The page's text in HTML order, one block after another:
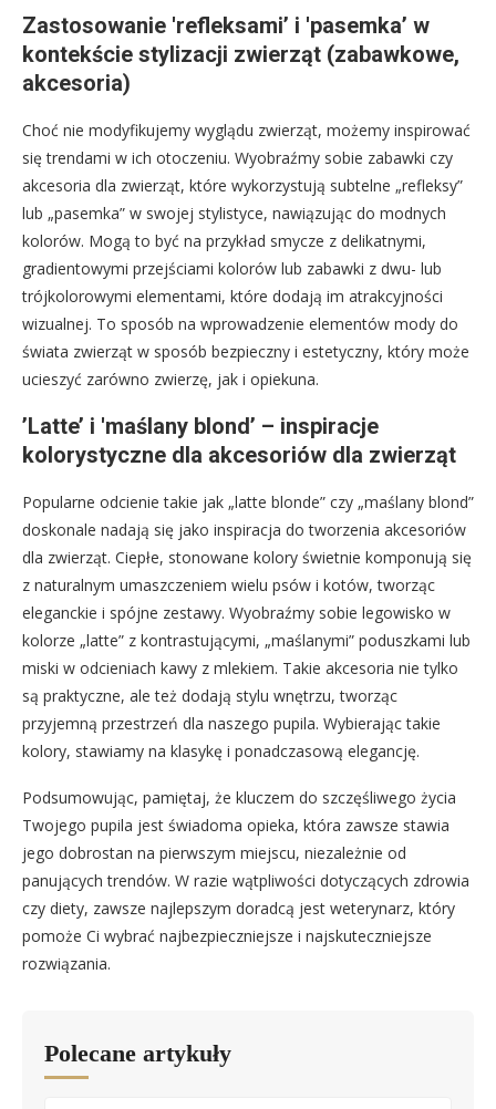
Zastosowanie 'refleksami’ i 'pasemka’ w
kontekście stylizacji zwierząt (zabawkowe,
akcesoria)
Choć nie modyfikujemy wyglądu zwierząt, możemy inspirować
się trendami w ich otoczeniu. Wyobraźmy sobie zabawki czy
akcesoria dla zwierząt, które wykorzystują subtelne „refleksy”
lub „pasemka” w swojej stylistyce, nawiązując do modnych
kolorów. Mogą to być na przykład smycze z delikatnymi,
gradientowymi przejściami kolorów lub zabawki z dwu- lub
trójkolorowymi elementami, które dodają im atrakcyjności
wizualnej. To sposób na wprowadzenie elementów mody do
świata zwierząt w sposób bezpieczny i estetyczny, który może
ucieszyć zarówno zwierzę, jak i opiekuna.
’Latte’ i 'maślany blond’ – inspiracje
kolorystyczne dla akcesoriów dla zwierząt
Popularne odcienie takie jak „latte blonde” czy „maślany blond”
doskonale nadają się jako inspiracja do tworzenia akcesoriów
dla zwierząt. Ciepłe, stonowane kolory świetnie komponują się
z naturalnym umaszczeniem wielu psów i kotów, tworząc
eleganckie i spójne zestawy. Wyobraźmy sobie legowisko w
kolorze „latte” z kontrastującymi, „maślanymi” poduszkami lub
miski w odcieniach kawy z mlekiem. Takie akcesoria nie tylko
są praktyczne, ale też dodają stylu wnętrzu, tworząc
przyjemną przestrzeń dla naszego pupila. Wybierając takie
kolory, stawiamy na klasykę i ponadczasową elegancję.
Podsumowując, pamiętaj, że kluczem do szczęśliwego życia
Twojego pupila jest świadoma opieka, która zawsze stawia
jego dobrostan na pierwszym miejscu, niezależnie od
panujących trendów. W razie wątpliwości dotyczących zdrowia
czy diety, zawsze najlepszym doradcą jest weterynarz, który
pomoże Ci wybrać najbezpieczniejsze i najskuteczniejsze
rozwiązania.
Polecane artykuły